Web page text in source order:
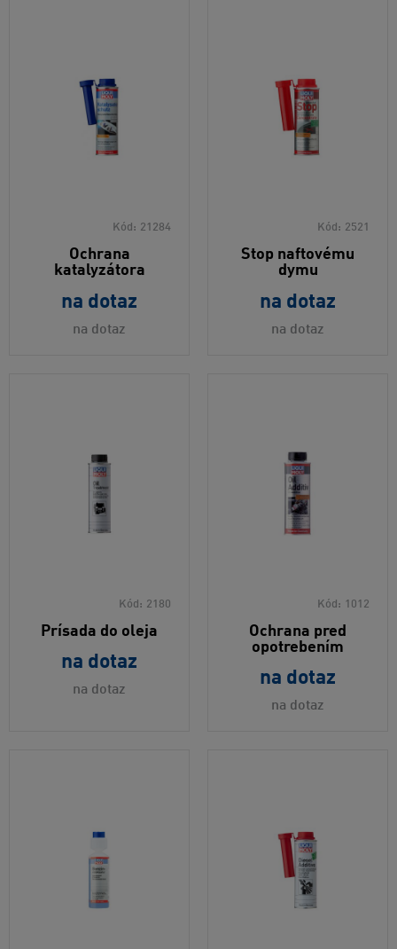
Kód: 21284
Ochrana
katalyzátora
na dotaz
na dotaz
Kód: 2521
Stop naftovému
dymu
na dotaz
na dotaz
Kód: 2180
Prísada do oleja
na dotaz
na dotaz
Kód: 1012
Ochrana pred
opotrebením
na dotaz
na dotaz